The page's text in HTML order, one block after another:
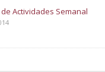
Actividades Semanal